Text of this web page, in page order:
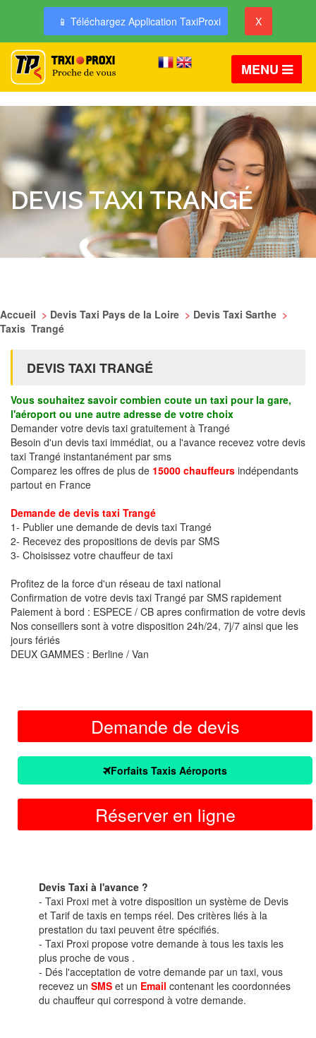
📱 Téléchargez Application TaxiProxi X
MENU
DEVIS TAXI TRANGÉ
Accueil > Devis Taxi Pays de la Loire > Devis Taxi Sarthe >
Taxis Trangé
DEVIS TAXI TRANGÉ
Vous souhaitez savoir combien coute un taxi pour la gare,
l'aéroport ou une autre adresse de votre choix
Demander votre devis taxi gratuitement à Trangé
Besoin d'un devis taxi immédiat, ou a l'avance recevez votre devis
taxi Trangé instantanément par sms
Comparez les offres de plus de 15000 chauffeurs indépendants
partout en France
Demande de devis taxi Trangé
1- Publier une demande de devis taxi Trangé
2- Recevez des propositions de devis par SMS
3- Choisissez votre chauffeur de taxi
Profitez de la force d'un réseau de taxi national
Confirmation de votre devis taxi Trangé par SMS rapidement
Paiement à bord : ESPECE / CB apres confirmation de votre devis
Nos conseillers sont à votre disposition 24h/24, 7j/7 ainsi que les
jours fériés
DEUX GAMMES : Berline / Van
Demande de devis
Forfaits Taxis Aéroports
Réserver en ligne
Devis Taxi à l'avance ?
- Taxi Proxi met à votre disposition un système de Devis
et Tarif de taxis en temps réel. Des critères liés à la
prestation du taxi peuvent être spécifiés.
- Taxi Proxi propose votre demande à tous les taxis les
plus proche de vous .
- Dés l'acceptation de votre demande par un taxi, vous
recevez un SMS et un Email contenant les coordonnées
du chauffeur qui correspond à votre demande.